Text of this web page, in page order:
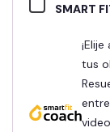
SMART
¡Elije a tu profesor o nutricionista, establece
tus